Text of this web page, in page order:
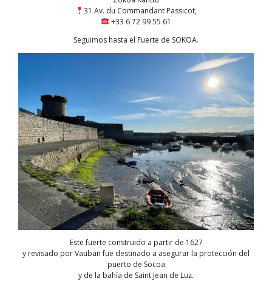
31 Av. du Commandant Passicot,
+33 6 72 99 55 61
Seguimos hasta el Fuerte de SOKOA.
Este fuerte construido a partir de 1627
y revisado por Vauban fue destinado a asegurar la protección del
puerto de Socoa
y de la bahía de Saint Jean de Luz.